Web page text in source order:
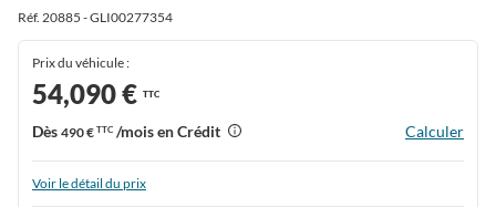
Réf. 20885 - GLI00277354
Prix du véhicule :
54,090 € TTC
Dès 490 € TTC /mois en Crédit Calculer
Voir le détail du prix